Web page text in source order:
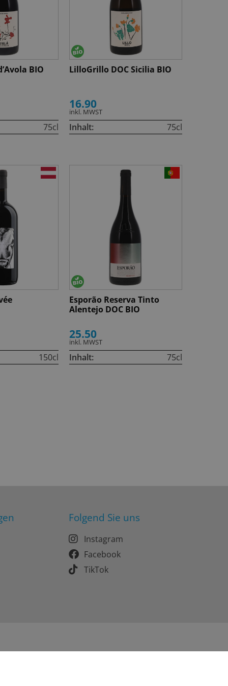
BIO
75cl
LilloGrillo DOC Sicilia BIO
16.90
inkl. MWST
Inhalt: 75cl
150cl
Esporão Reserva Tinto
Alentejo DOC BIO
25.50
inkl. MWST
Inhalt: 75cl
Folgend Sie uns
Instagram
Facebook
TikTok